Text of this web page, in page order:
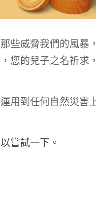
些威脅我們的風暴
您的兒子之名祈求
用到任何自然災害
嘗試一下。